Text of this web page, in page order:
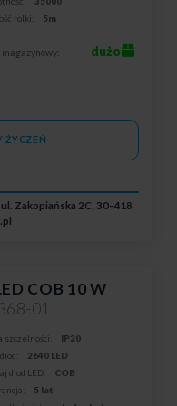
rolki:
5m
magazynowy: dużo
ŻYCZEŃ
Zakopiańska 2C, 30-418
COB 10 W
01
szczelności:
IP20
2640 LED
diod LED:
COB
5 lat